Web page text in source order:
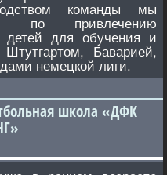
команды мы
по привлечению
детей для обучения и
Баварией,
немецкой лиги.
школа «ДФК